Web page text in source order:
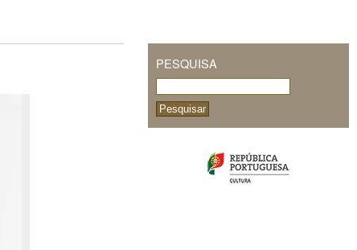
PESQUISA